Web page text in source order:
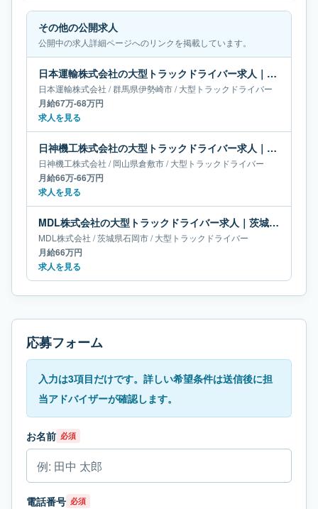
その他の公開求人
公開中の求人詳細ページへのリンクを掲載しています。
日本運輸株式会社の大型トラックドライバー求人｜群馬県伊勢崎市｜月給67万-68万円
日本運輸株式会社 /群馬県伊勢崎市/大型トラックドライバー
月給67万-68万円
求人を見る
日神機工株式会社の大型トラックドライバー求人｜岡山県倉敷市｜月給66万-66万円
日神機工株式会社 /岡山県倉敷市/大型トラックドライバー
月給66万-66万円
求人を見る
MDL株式会社の大型トラックドライバー求人｜茨城県石岡市｜月給66万円
MDL株式会社 /茨城県石岡市/大型トラックドライバー
月給66万円
求人を見る
応募フォーム
入力は3項目だけです。詳しい希望条件は送信後に担
当アドバイザーが確認します。
お名前 必須
電話番号 必須